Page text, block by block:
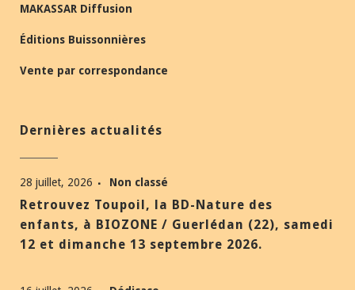
MAKASSAR Diffusion
Éditions Buissonnières
Vente par correspondance
Dernières actualités
28 juillet, 2026 Non classé
Retrouvez Toupoil, la BD-Nature des
enfants, à BIOZONE / Guerlédan (22), samedi
12 et dimanche 13 septembre 2026.